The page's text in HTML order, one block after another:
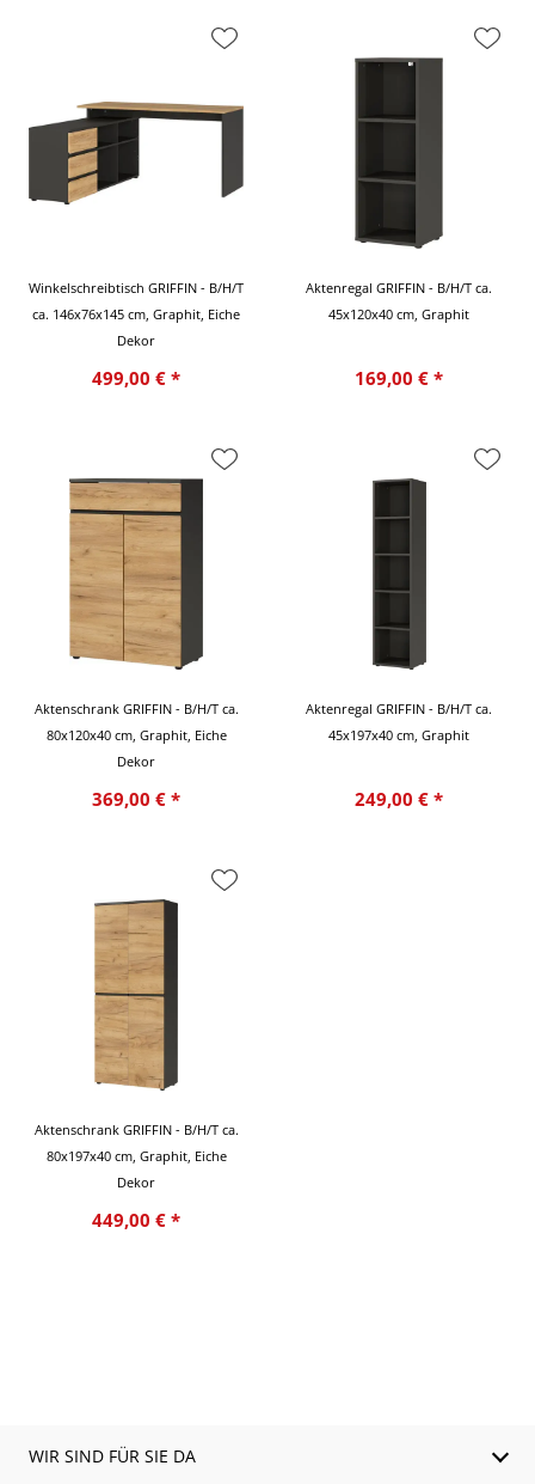
Winkelschreibtisch GRIFFIN - B/H/T
ca. 146x76x145 cm, Graphit, Eiche
Dekor
499,00 € *
Aktenregal GRIFFIN - B/H/T ca.
45x120x40 cm, Graphit
169,00 € *
Aktenschrank GRIFFIN - B/H/T ca.
80x120x40 cm, Graphit, Eiche
Dekor
369,00 € *
Aktenregal GRIFFIN - B/H/T ca.
45x197x40 cm, Graphit
249,00 € *
Aktenschrank GRIFFIN - B/H/T ca.
80x197x40 cm, Graphit, Eiche
Dekor
449,00 € *
WIR SIND FÜR SIE DA